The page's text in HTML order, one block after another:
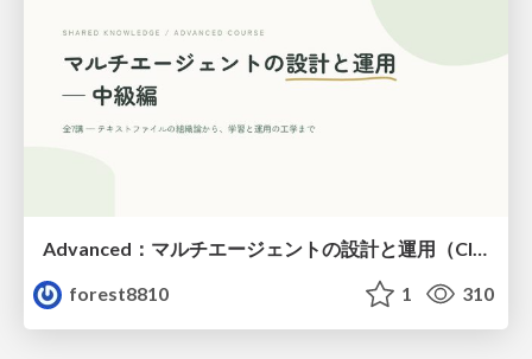
Advanced：マルチエージェントの設計と運用（Claude Code）
forest8810
1 310